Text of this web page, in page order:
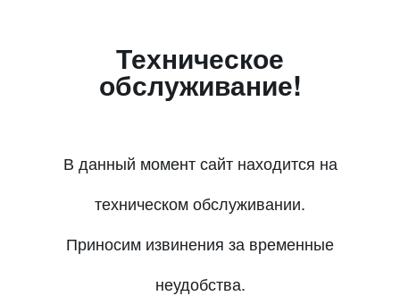
Техническое
обслуживание!
В данный момент сайт находится на
техническом обслуживании.
Приносим извинения за временные
неудобства.